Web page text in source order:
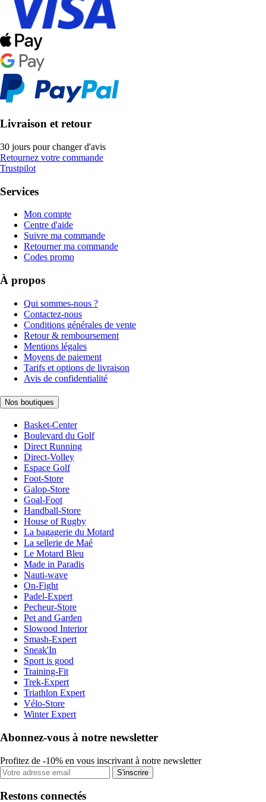
Livraison et retour
30 jours pour changer d'avis
Retournez votre commande
Trustpilot
Services
Mon compte
Centre d'aide
Suivre ma commande
Retourner ma commande
Codes promo
À propos
Qui sommes-nous ?
Contactez-nous
Conditions générales de vente
Retour & remboursement
Mentions légales
Moyens de paiement
Tarifs et options de livraison
Avis de confidentialité
Nos boutiques
Basket-Center
Boulevard du Golf
Direct Running
Direct-Volley
Espace Golf
Foot-Store
Galop-Store
Goal-Foot
Handball-Store
House of Rugby
La bagagerie du Motard
La sellerie de Maé
Le Motard Bleu
Made in Paradis
Nauti-wave
On-Fight
Padel-Expert
Pecheur-Store
Pet and Garden
Slowood Interior
Smash-Expert
Sneak'In
Sport is good
Training-Fit
Trek-Expert
Triathlon Expert
Vélo-Store
Winter Expert
Abonnez-vous à notre newsletter
Profitez de -10% en vous inscrivant à notre newsletter
S'inscrire
Restons connectés